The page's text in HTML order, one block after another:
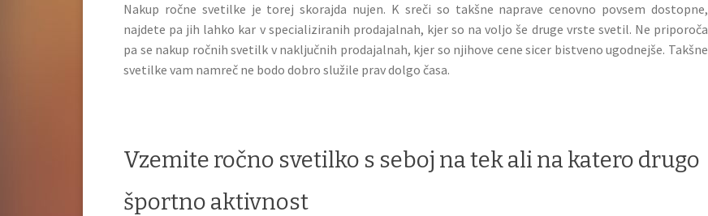
Nakup ročne svetilke je torej skorajda nujen. K sreči so takšne naprave cenovno povsem dostopne,
najdete pa jih lahko kar v specializiranih prodajalnah, kjer so na voljo še druge vrste svetil. Ne priporoča
pa se nakup ročnih svetilk v naključnih prodajalnah, kjer so njihove cene sicer bistveno ugodnejše. Takšne
svetilke vam namreč ne bodo dobro služile prav dolgo časa.
Vzemite ročno svetilko s seboj na tek ali na katero drugo
športno aktivnost